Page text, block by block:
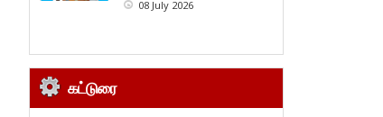
08 July 2026
கட்டுரை